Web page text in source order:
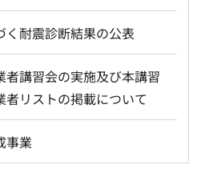
耐震診断結果の公表
講習会の実施及び本講習
リストの掲載について
事業